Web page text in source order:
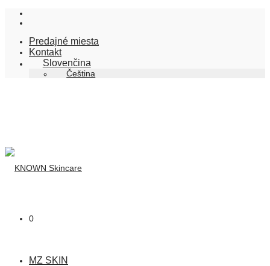
Predajné miesta
Kontakt
Slovenčina
Čeština
0
MZ SKIN